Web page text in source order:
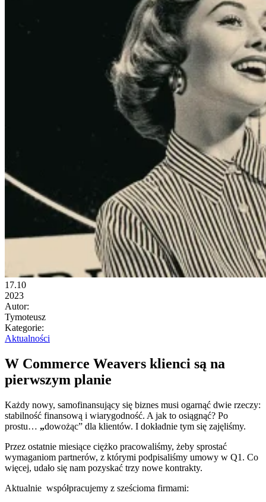
17.10
2023
Autor:
Tymoteusz
Kategorie:
Aktualności
W Commerce Weavers klienci są na
pierwszym planie
Każdy nowy, samofinansujący się biznes musi ogarnąć dwie rzeczy:
stabilność finansową i wiarygodność. A jak to osiągnąć? Po
prostu… „dowożąc” dla klientów. I dokładnie tym się zajęliśmy.
Przez ostatnie miesiące ciężko pracowaliśmy, żeby sprostać
wymaganiom partnerów, z którymi podpisaliśmy umowy w Q1. Co
więcej, udało się nam pozyskać trzy nowe kontrakty.
Aktualnie współpracujemy z sześcioma firmami: